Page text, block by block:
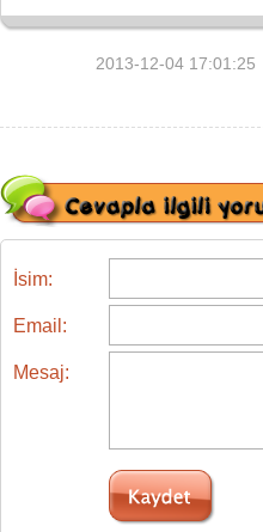
2013-12-04 17:01:25
İsim:
Email:
Mesaj: